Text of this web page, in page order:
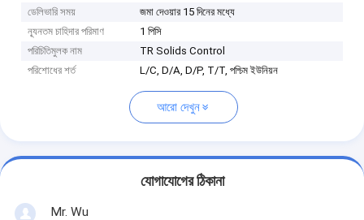
ডেলিভারি সময়
জমা দেওয়ার 15 দিনের মধ্যে
ন্যূনতম চাহিদার পরিমাণ
1 পিসি
পরিচিতিমুলক নাম
TR Solids Control
পরিশোধের শর্ত
L/C, D/A, D/P, T/T, পশ্চিম ইউনিয়ন
আরো দেখুন
যোগাযোগের ঠিকানা
Mr. Wu